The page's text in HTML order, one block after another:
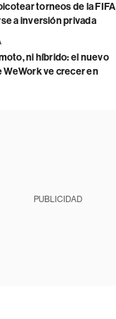
torneos de la FIFA
a inversión privada
ni híbrido: el nuevo
WeWork ve crecer en
PUBLICIDAD